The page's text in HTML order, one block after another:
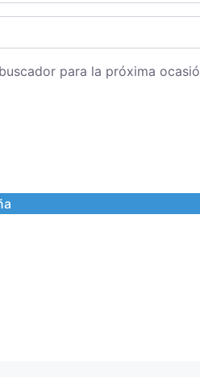
para la próxima